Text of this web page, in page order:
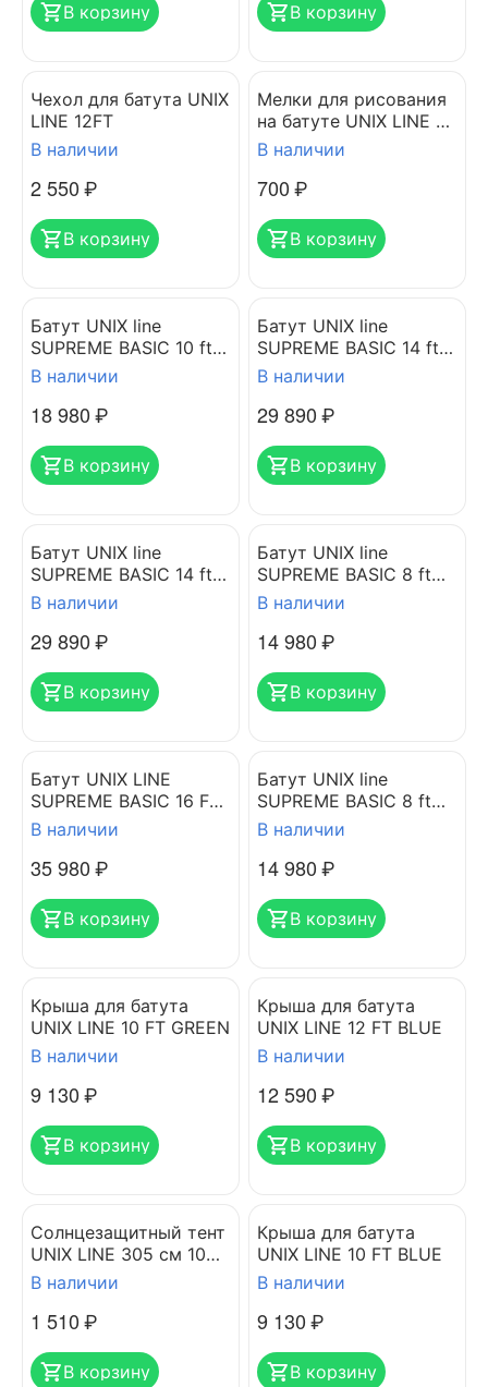
В корзину В корзину
Чехол для батута UNIX
LINE 12FT
В наличии
2 550₽
В корзину
Мелки для рисования
на батуте UNIX LINE 5
шт TRUMEL5
В наличии
‍700‍₽
В корзину
Батут UNIX line
SUPREME BASIC 10 ft
(blue)
В наличии
18 980₽
В корзину
Батут UNIX line
SUPREME BASIC 14 ft
(green)
В наличии
29 890₽
В корзину
Батут UNIX line
SUPREME BASIC 14 ft
(blue)
В наличии
29 890₽
В корзину
Батут UNIX line
SUPREME BASIC 8 ft
(blue)
В наличии
14 980₽
В корзину
Батут UNIX LINE
SUPREME BASIC 16 FT
GREEN
В наличии
35 980₽
В корзину
Батут UNIX line
SUPREME BASIC 8 ft
(green)
В наличии
14 980₽
В корзину
Крыша для батута
UNIX LINE 10 FT GREEN
В наличии
9 130₽
В корзину
Крыша для батута
UNIX LINE 12 FT BLUE
В наличии
12 590₽
В корзину
Солнцезащитный тент
UNIX LINE 305 см 10
FT
В наличии
1 510₽
В корзину
Крыша для батута
UNIX LINE 10 FT BLUE
В наличии
9 130₽
В корзину